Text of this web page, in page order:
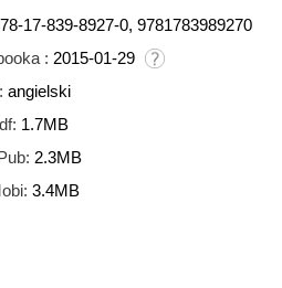
17-839-8927-0, 9781783989270
: 2015-01-29
angielski
1.7MB
2.3MB
3.4MB